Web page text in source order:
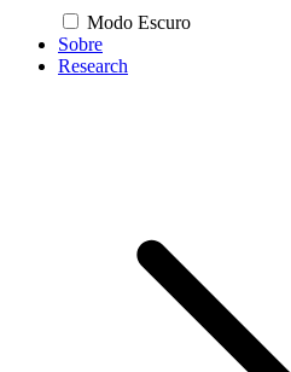
Modo Escuro
Sobre
Research